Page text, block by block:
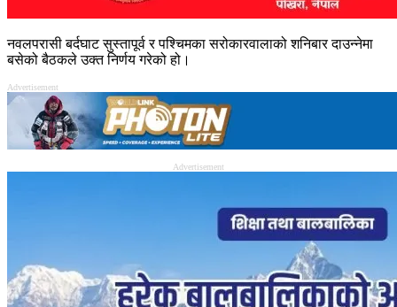
नवलपरासी बर्दघाट सुस्तापूर्व र पश्चिमका सरोकारवालाको शनिबार दाउन्नेमा
बसेको बैठकले उक्त निर्णय गरेको हो।
Advertisement
Advertisement